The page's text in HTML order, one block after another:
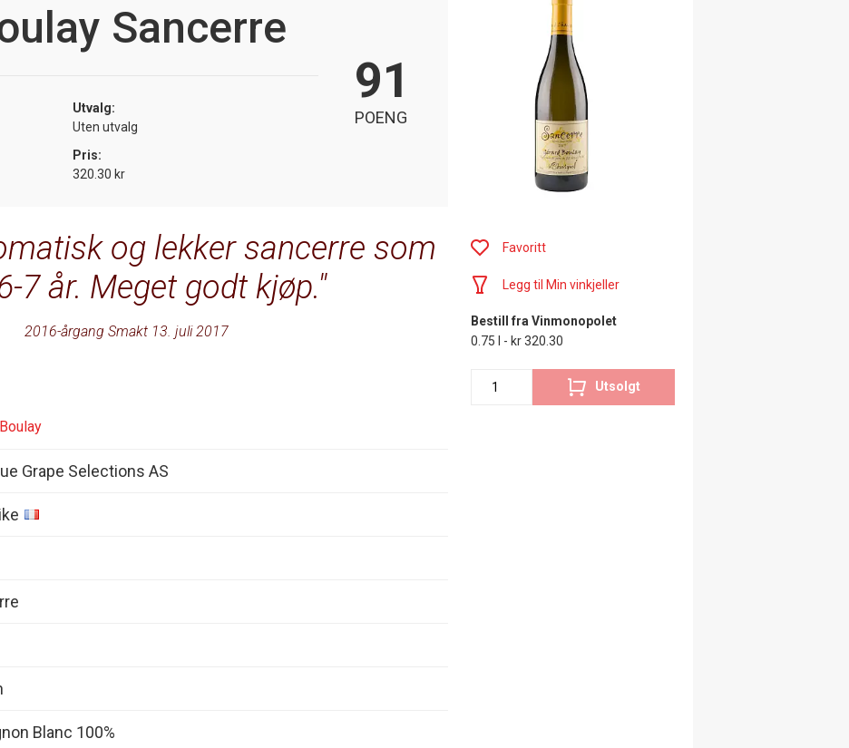
Sancerre
Utvalg:
Uten utvalg
Pris:
320.30 kr
91
POENG
og lekker sancerre som
7 år. Meget godt kjøp.
2016-årgang Smakt 13. juli 2017
Grape Selections AS
Blanc 100%
Favoritt
Legg til Min vinkjeller
Bestill fra Vinmonopolet
0.75 l - kr 320.30
Utsolgt